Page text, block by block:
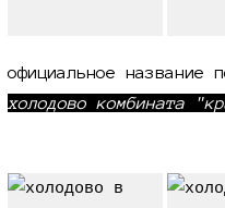
официальное название
холодово комбината